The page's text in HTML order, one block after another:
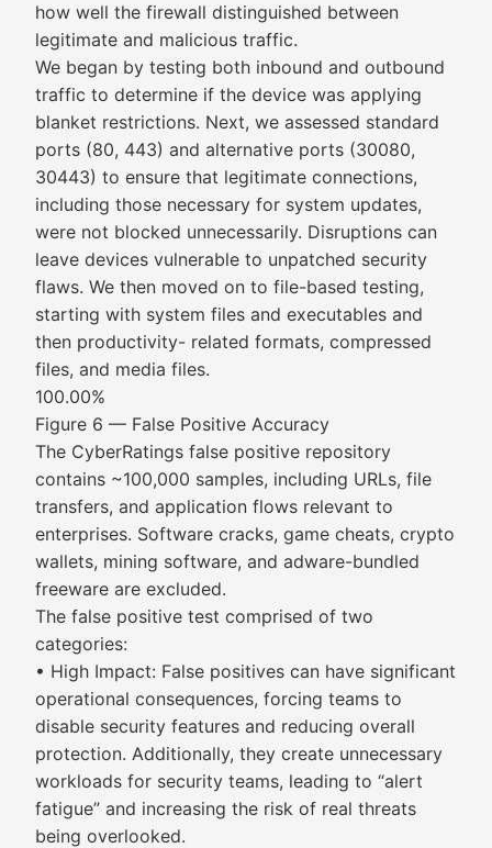
how well the firewall distinguished between
legitimate and malicious traffic.
We began by testing both inbound and outbound
traffic to determine if the device was applying
blanket restrictions. Next, we assessed standard
ports (80, 443) and alternative ports (30080,
30443) to ensure that legitimate connections,
including those necessary for system updates,
were not blocked unnecessarily. Disruptions can
leave devices vulnerable to unpatched security
flaws. We then moved on to file-based testing,
starting with system files and executables and
then productivity- related formats, compressed
files, and media files.
100.00%
Figure 6 — False Positive Accuracy
The CyberRatings false positive repository
contains ~100,000 samples, including URLs, file
transfers, and application flows relevant to
enterprises. Software cracks, game cheats, crypto
wallets, mining software, and adware-bundled
freeware are excluded.
The false positive test comprised of two
categories:
• High Impact: False positives can have significant
operational consequences, forcing teams to
disable security features and reducing overall
protection. Additionally, they create unnecessary
workloads for security teams, leading to “alert
fatigue” and increasing the risk of real threats
being overlooked.